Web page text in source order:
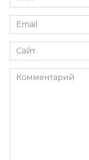
*
Email
*
Сайт
Комментарий